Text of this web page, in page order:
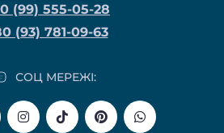
(99) 555-05-28
(93) 781-09-63
СОЦ МЕРЕЖІ: